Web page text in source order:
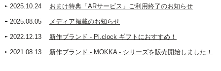
2025.10.24 おまけ特典「ARサービス」ご利用終了のお知らせ
2025.08.05 メディア掲載のお知らせ
2022.12.13 新作ブランド - Pi.clock ギフトにおすすめ！
2021.08.13 新作ブランド - MOKKA - シリーズを販売開始しました！